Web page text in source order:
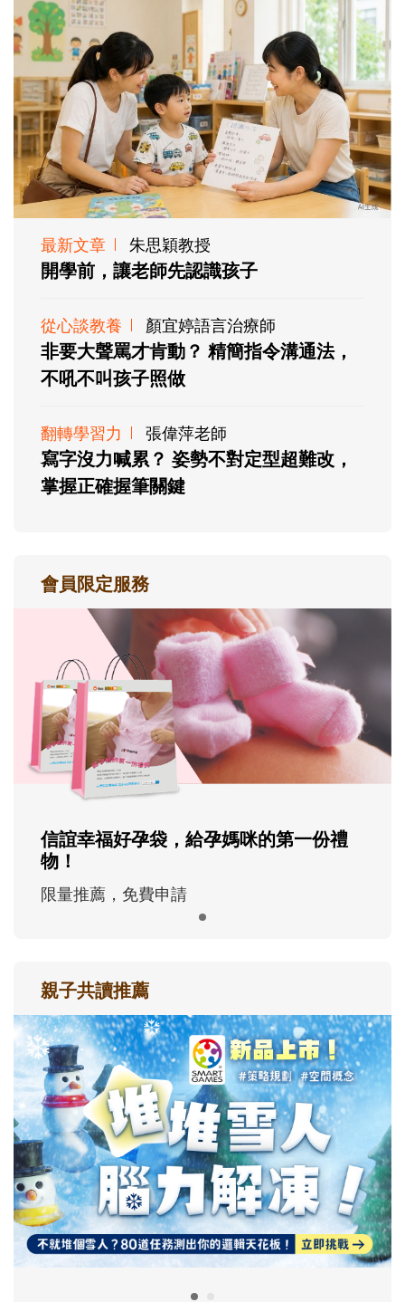
最新文章 朱思穎教授
開學前，讓老師先認識孩子
從心談教養 顏宜婷語言治療師
非要大聲罵才肯動？ 精簡指令溝通法，
不吼不叫孩子照做
翻轉學習力 張偉萍老師
寫字沒力喊累？ 姿勢不對定型超難改，
掌握正確握筆關鍵
會員限定服務
信誼幸福好孕袋，給孕媽咪的第一份禮
物！
限量推薦，免費申請
親子共讀推薦
最新活動